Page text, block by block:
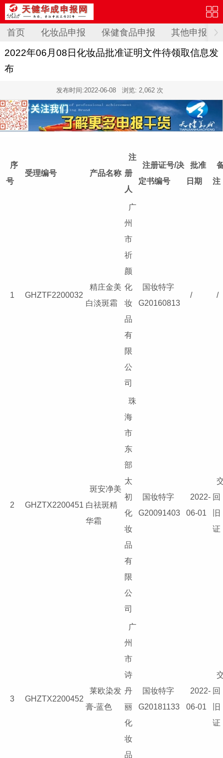
首页 化妆品申报 保健食品申报 其他申报
2022年06月08日化妆品批准证明文件待领取信息发
布
发布时间:2022-06-08 浏览: 2,062 次
序
号
受理编号 产品名称
注
册
人
注册证号/决
定书编号
批准
日期
注
1 GHZTF2200032
精庄金美
白淡斑霜
广
州
市
祈
颜
化
妆
品
有
限
公
司
国妆特字
G20160813
/ /
2 GHZTX2200451
斑安净美
白祛斑精
华霜
珠
海
市
东
部
太
初
化
妆
品
有
限
公
司
国妆特字
G20091403
2022-
06-01
回
旧
证
3 GHZTX2200452
莱欧染发
膏-蓝色
广
州
市
诗
丹
丽
化
妆
品
国妆特字
G20181133
2022-
06-01
回
旧
证